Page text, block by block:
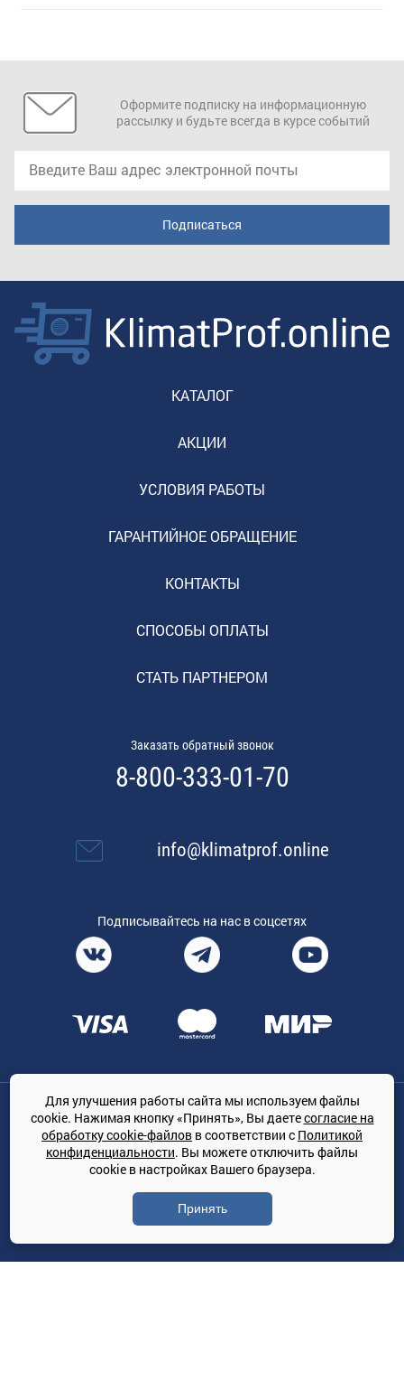
Оформите подписку на информационную
рассылку и будьте всегда в курсе событий
КАТАЛОГ
АКЦИИ
УСЛОВИЯ РАБОТЫ
ГАРАНТИЙНОЕ ОБРАЩЕНИЕ
КОНТАКТЫ
СПОСОБЫ ОПЛАТЫ
СТАТЬ ПАРТНЕРОМ
Заказать обратный звонок
8-800-333-01-70
info@klimatprof.online
Подписывайтесь на нас в соцсетях
Общество с ограниченной ответственностью «ТРЕЙДКОН», ОГРН:
1167847364079, 197022, г. Санкт-Петербург, проспект Медиков, 7
КЛИМАТПРОФ.ONLINE - оптовая продажа кондиционеров и
климатической техники на территории РФ
© Сайт принадлежит ООО «ТРЕЙДКОН»
Политика конфиденциальности
Для улучшения работы сайта мы используем файлы
cookie. Нажимая кнопку «Принять», Вы даетесогласие на
обработку cookie-файлов в соответствии с Политикой
конфиденциальности. Вы можете отключить файлы
cookie в настройках Вашего браузера.
Принять